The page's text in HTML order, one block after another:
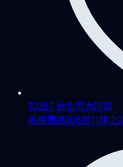
10361 台北市大同區
民權西路108號11樓之2